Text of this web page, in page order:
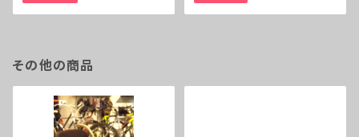
その他の商品